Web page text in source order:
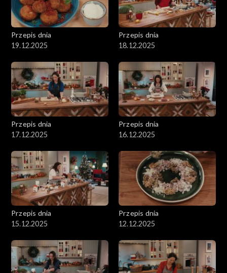
Przepis dnia
19.12.2025
Przepis dnia
18.12.2025
Przepis dnia
17.12.2025
Przepis dnia
16.12.2025
Przepis dnia
15.12.2025
Przepis dnia
12.12.2025